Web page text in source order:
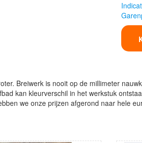
Breiwerk is nooit op de millimeter
kan kleurverschil in het werkstuk
we onze prijzen afgerond naar hele